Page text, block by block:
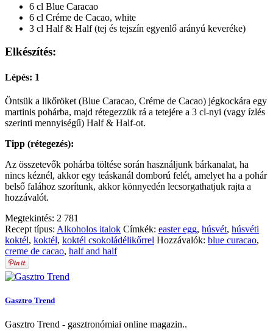
6 cl Blue Caracao
6 cl Créme de Cacao, white
3 cl Half & Half (tej és tejszín egyenlő arányú keveréke)
Elkészítés:
Lépés: 1
Öntsük a likőröket (Blue Caracao, Créme de Cacao) jégkockára egy
martinis pohárba, majd rétegezzük rá a tetejére a 3 cl-nyi (vagy ízlés
szerinti mennyiségű) Half & Half-ot.
Tipp (rétegezés):
Az összetevők pohárba töltése során használjunk bárkanalat, ha
nincs kéznél, akkor egy teáskanál domború felét, amelyet ha a pohár
belső falához szorítunk, akkor könnyedén lecsorgathatjuk rajta a
hozzávalót.
Megtekintés: 2 781
Recept típus: Alkoholos italok Címkék: easter egg, húsvét, húsvéti
koktél, koktél, koktél csokoládélikőrrel Hozzávalók: blue curacao,
creme de cacao, half and half
Gasztro Trend
Gasztro Trend - gasztronómiai online magazin..